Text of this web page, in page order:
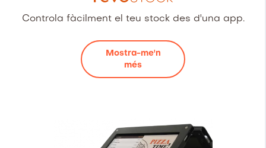
Controla fàcilment el teu stock des d'una app.
Mostra-me'n
més